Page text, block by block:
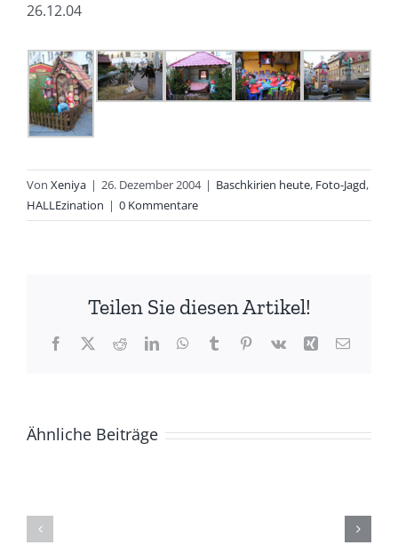
26.12.04
Von Xeniya | 26. Dezember 2004 | Baschkirien heute, Foto-Jagd,
HALLEzination | 0 Kommentare
Teilen Sie diesen Artikel!
Facebook
X RedditLinkedInWhatsApp
TumblrPinterest
Vk Xing E-
Ähnliche Beiträge